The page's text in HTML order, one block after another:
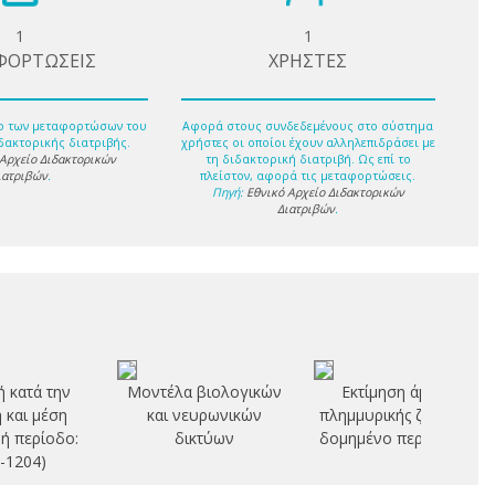
1
των μεταφορτώσων του
διατριβής.
Διδακτορικών
.
1
ΧΡΗΣΤΕΣ
Αφορά στους συνδεδεμένους στο σύστημα
χρήστες οι οποίοι έχουν αλληλεπιδράσει με
τη διδακτορική διατριβή. Ως επί το
πλείστον, αφορά τις μεταφορτώσεις.
Πηγή: Εθνικό Αρχείο Διδακτορικών
Διατριβών.
κατά την
μέση
περίοδο:
1204)
Μοντέλα βιολογικών
και νευρωνικών
δικτύων
Εκτίμηση άμεσης
πλημμυρικής ζημιάς σε
δομημένο περιβάλλον